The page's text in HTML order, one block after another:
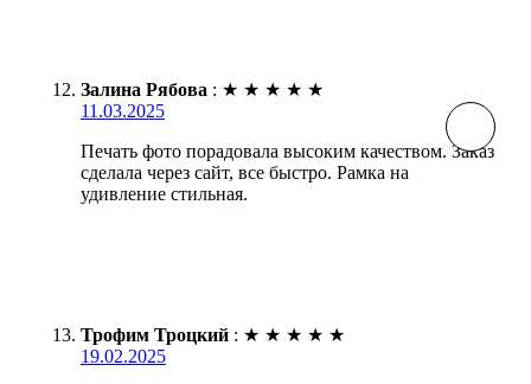
Залина Рябова : ★ ★ ★ ★ ★
11.03.2025
Печать фото порадовала высоким качеством. Заказ
сделала через сайт, все быстро. Рамка на
удивление стильная.
Трофим Троцкий : ★ ★ ★ ★ ★
19.02.2025